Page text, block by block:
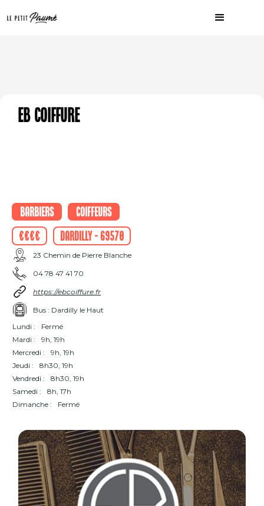
EB Coiffure
Barbiers
Coiffeurs
€€€€
Dardilly - 69570
23 Chemin de Pierre Blanche
04 78 47 41 70
https://ebcoiffure.fr
Bus : Dardilly le Haut
Lundi :
Fermé
Mardi :
9h, 19h
Mercredi :
9h, 19h
Jeudi :
8h30, 19h
Vendredi :
8h30, 19h
Samedi :
8h, 17h
Dimanche :
Fermé